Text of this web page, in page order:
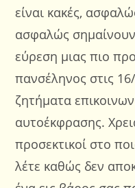
είναι κακές,
ασφαλώς
εύρεση μιας πιο
πανσέληνος στις
ζητήματα
αυτοέκφρασης.
προσεκτικοί στο
λέτε καθώς δεν